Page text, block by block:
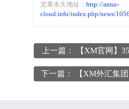
文章永久地址： http://annu-
cloud.info/index.php/news/
上一篇： 【XM官网】
花板&quot;后抢筹良机?
本色
下一篇： 【XM外汇集